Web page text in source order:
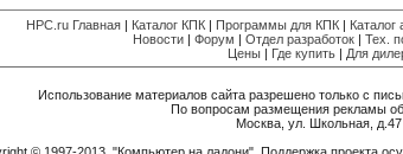
HPC.ru Главная Каталог КПК Программы для КПК
Новости
Форум Отдел разработок Тех.
Цены| Где купить| Для
Использование материалов сайта разрешено только с
По вопросам размещения рекламы
Москва, ул. Школьная,